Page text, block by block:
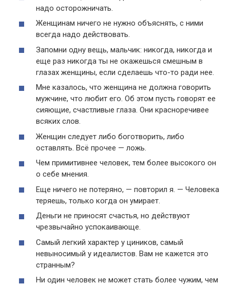
надо осторожничать.
Женщинам ничего не нужно объяснять, с ними
всегда надо действовать.
Запомни одну вещь, мальчик: никогда, никогда и
еще раз никогда ты не окажешься смешным в
глазах женщины, если сделаешь что-то ради нее.
Мне казалось, что женщина не должна говорить
мужчине, что любит его. Об этом пусть говорят ее
сияющие, счастливые глаза. Они красноречивее
всяких слов.
Женщин следует либо боготворить, либо
оставлять. Всё прочее — ложь.
Чем примитивнее человек, тем более высокого он
о себе мнения.
Еще ничего не потеряно, — повторил я. — Человека
теряешь, только когда он умирает.
Деньги не приносят счастья, но действуют
чрезвычайно успокаивающе.
Самый легкий характер у циников, самый
невыносимый у идеалистов. Вам не кажется это
странным?
Ни один человек не может стать более чужим, чем